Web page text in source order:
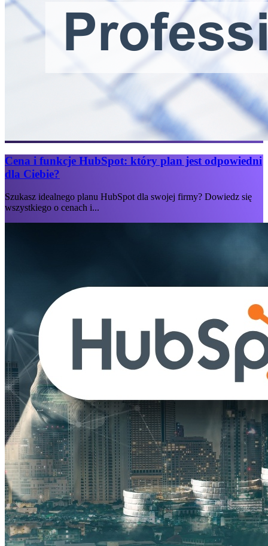
Cena i funkcje HubSpot: który plan jest odpowiedni
dla Ciebie?
Szukasz idealnego planu HubSpot dla swojej firmy? Dowiedz się
wszystkiego o cenach i...